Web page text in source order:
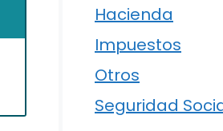
Hacienda
Impuestos
Otros
Seguridad